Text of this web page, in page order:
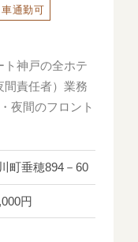
車通勤可
ト神戸の全ホテ
間責任者）業務
夜間のフロント
町垂穂894－60
円